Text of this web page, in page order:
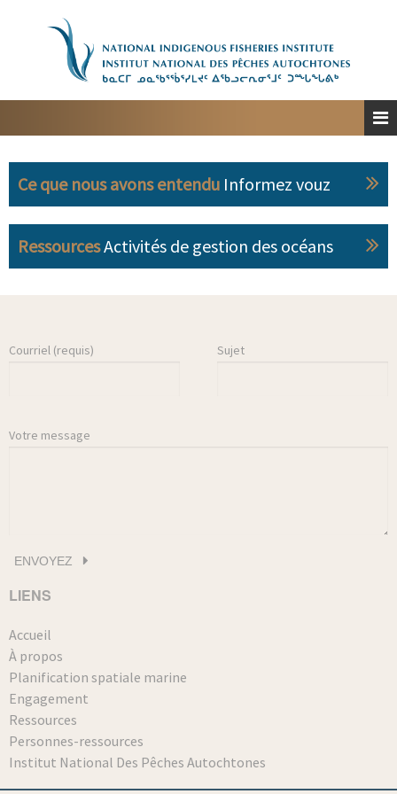
À propos
Personnes-ressources
Ce que nous avons entendu Informez vouz
RessourcesActivités de gestion des océans
Courriel (requis) Sujet
Votre message
LIENS
Accueil
À propos
Planification spatiale marine
Engagement
Ressources
Personnes-ressources
Institut National Des Pêches Autochtones